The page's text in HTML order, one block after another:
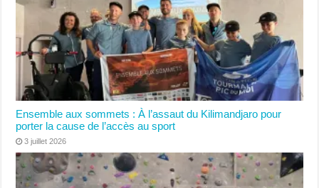
Ensemble aux sommets : À l’assaut du Kilimandjaro pour
porter la cause de l’accès au sport
3 juillet 2026